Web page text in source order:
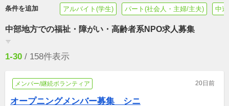
条件を追加 アルバイト(学生) パート(社会人・主婦/主夫) 中
中部地方での福祉・障がい・高齢者系NPO求人募集
filter_list
1-30 / 158件表示
メンバー/継続ボランティア 20日前
オープニングメンバー募集　シニ